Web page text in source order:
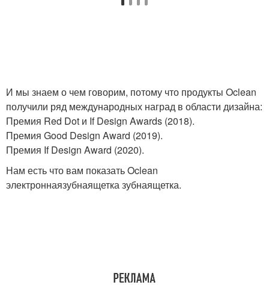
И мы знаем о чем говорим, потому что продукты Oclean
получили ряд международных наград в области дизайна:
Премия Red Dot и If Design Awards (2018).
Премия Good Design Award (2019).
Премия If Design Award (2020).
Нам есть что вам показать Oclean
электроннаязубнаящетка зубнаящетка.